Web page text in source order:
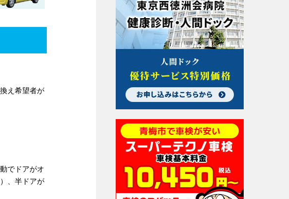
え希望者が
でドアがオ
、半ドアが